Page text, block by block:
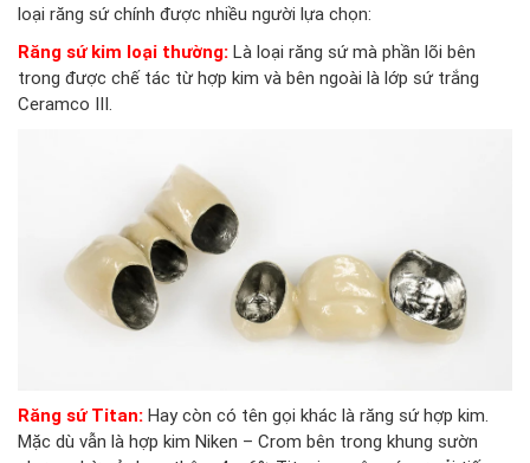
loại răng sứ chính được nhiều người lựa chọn:
Răng sứ kim loại thường: Là loại răng sứ mà phần lõi bên
trong được chế tác từ hợp kim và bên ngoài là lớp sứ trắng
Ceramco III.
Răng sứ Titan: Hay còn có tên gọi khác là răng sứ hợp kim.
Mặc dù vẫn là hợp kim Niken – Crom bên trong khung sườn